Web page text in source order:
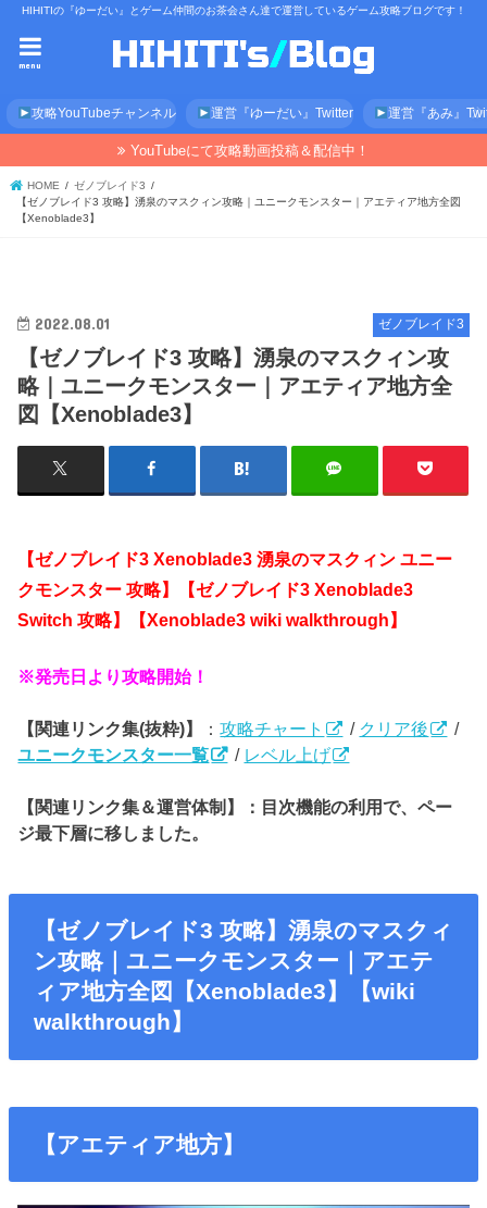
HIHITIの『ゆーだい』とゲーム仲間のお茶会さん達で運営しているゲーム攻略ブログです！
menu
攻略YouTubeチャンネル 運営『ゆーだい』Twitter 運営『あみ』
YouTubeにて攻略動画投稿＆配信中！
HOME
ゼノブレイド3
【ゼノブレイド3 攻略】湧泉のマスクィン攻略｜ユニークモンスター｜アエティア地方全図
【Xenoblade3】
ゼノブレイド3
2022.08.01
【ゼノブレイド3 攻略】湧泉のマスクィン攻
略｜ユニークモンスター｜アエティア地方全
図【Xenoblade3】
【ゼノブレイド3 Xenoblade3 湧泉のマスクィン ユニー
クモンスター 攻略】【ゼノブレイド3 Xenoblade3
Switch 攻略】【Xenoblade3 wiki walkthrough】
※発売日より攻略開始！
【関連リンク集(抜粋)】 ：攻略チャート / クリア後
/
ユニークモンスター一覧
/ レベル上げ
【関連リンク集＆運営体制】：目次機能の利用で、ペー
ジ最下層に移しました。
【ゼノブレイド3 攻略】 湧泉のマスクィ
ン攻略｜ユニークモンスター｜アエテ
ィア地方全図【Xenoblade3】【wiki
walkthrough】
【アエティア地方】